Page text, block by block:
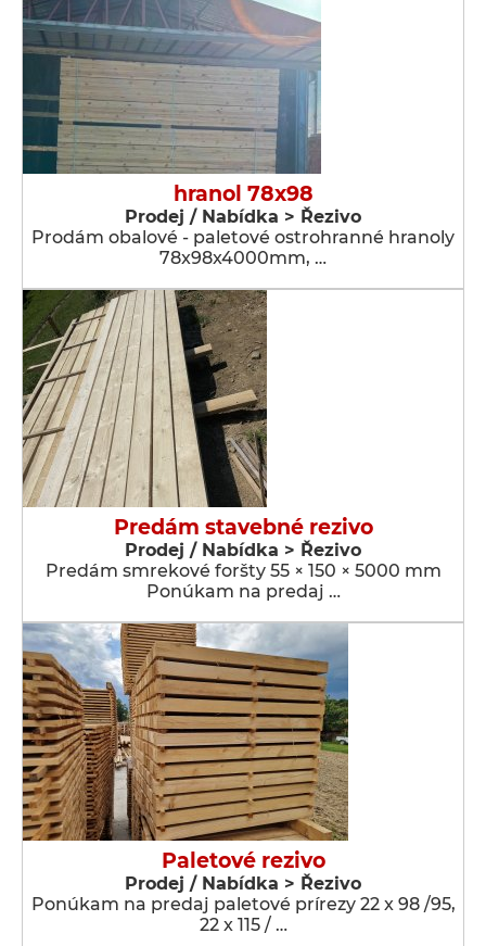
hranol 78x98
Prodej / Nabídka > Řezivo
Prodám obalové - paletové ostrohranné hranoly
78x98x4000mm, …
Predám stavebné rezivo
Prodej / Nabídka > Řezivo
Predám smrekové foršty 55 × 150 × 5000 mm
Ponúkam na predaj …
Paletové rezivo
Prodej / Nabídka > Řezivo
Ponúkam na predaj paletové prírezy 22 x 98 /95,
22 x 115 / …